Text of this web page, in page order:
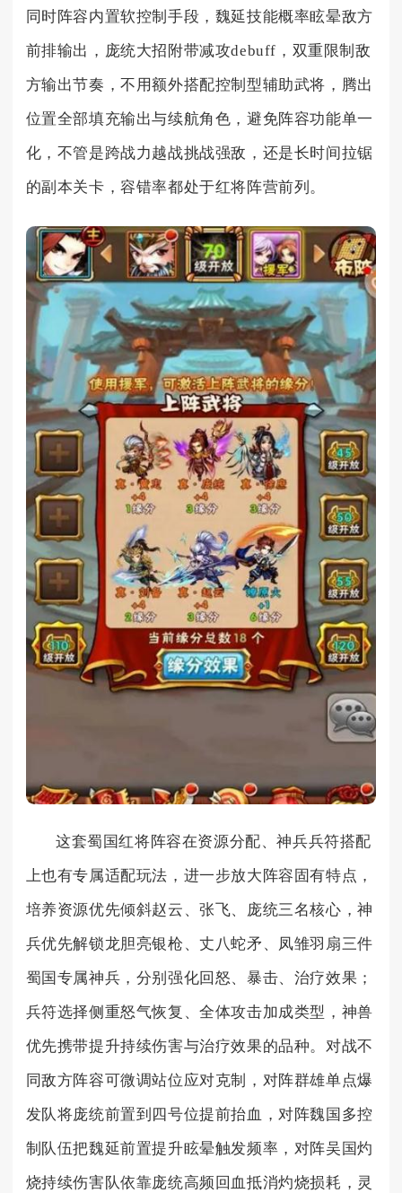
同时阵容内置软控制手段，魏延技能概率眩晕敌方
前排输出，庞统大招附带减攻debuff，双重限制敌
方输出节奏，不用额外搭配控制型辅助武将，腾出
位置全部填充输出与续航角色，避免阵容功能单一
化，不管是跨战力越战挑战强敌，还是长时间拉锯
的副本关卡，容错率都处于红将阵营前列。
这套蜀国红将阵容在资源分配、神兵兵符搭配
上也有专属适配玩法，进一步放大阵容固有特点，
培养资源优先倾斜赵云、张飞、庞统三名核心，神
兵优先解锁龙胆亮银枪、丈八蛇矛、凤雏羽扇三件
蜀国专属神兵，分别强化回怒、暴击、治疗效果；
兵符选择侧重怒气恢复、全体攻击加成类型，神兽
优先携带提升持续伤害与治疗效果的品种。对战不
同敌方阵容可微调站位应对克制，对阵群雄单点爆
发队将庞统前置到四号位提前抬血，对阵魏国多控
制队伍把魏延前置提升眩晕触发频率，对阵吴国灼
烧持续伤害队依靠庞统高频回血抵消灼烧损耗，灵